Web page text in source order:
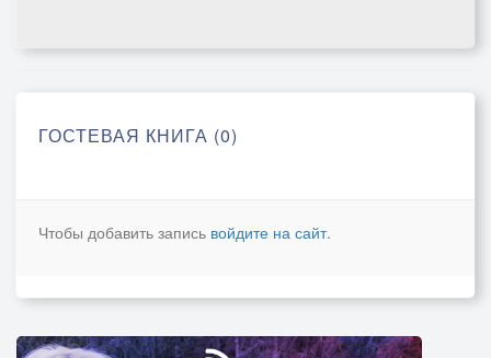
ГОСТЕВАЯ КНИГА (0)
Чтобы добавить запись войдите на сайт.